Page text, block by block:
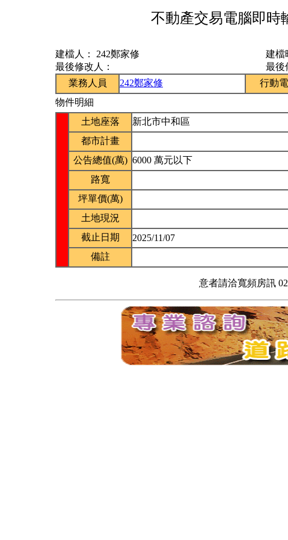
不動產交易電腦即時
建檔人： 242鄭家修 建檔
最後修改人：
最後
業務人員
242鄭家修 行動
物件明細
土地座落
新北市中和區
都市計畫
公告總值(萬) 6000 萬元以下
路寬
坪單價(萬)
土地現況
截止日期
2025/11/07
備註
意者請洽寬頻房訊